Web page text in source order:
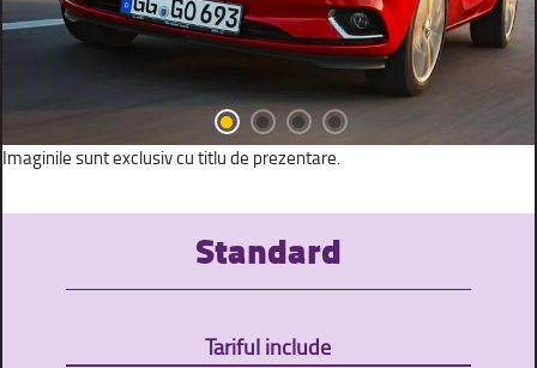
Imaginile sunt exclusiv cu titlu de prezentare.
Standard
Tariful include